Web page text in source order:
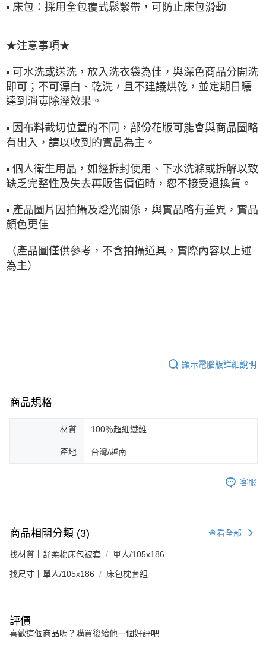
▪ 床包：採用全包覆式鬆緊帶，可防止床包滑動
★注意事項★
▪ 可水洗或送洗，放入洗衣袋為佳，與深色商品分開洗
即可；不可漂白、乾洗，且不建議烘乾，並定期日曬
達到消毒除溼效果。
▪ 因布料裁切位置的不同，部份花版可能會與商品圖略
有出入，請以收到的實品為主。
▪ 個人衛生用品，如經拆封使用、下水洗滌或拆解以致
缺乏完整性及失去再販售價值時，恕不接受退換貨。
▪ 產品圖片因拍攝及燈光關係，與實品略有差異，實品
顏色更佳
（產品圖僅供參考，不含拍攝道具，實際內容以上述
為主）
顯示電腦版詳細說明
商品規格
材質 100％超細纖維
產地 台灣/越南
客服
商品相關分類 (3) 查看全部
找材質┃舒柔棉床包被套 單人/105x186
找尺寸┃單人/105x186 床包枕套組
評價
喜歡這個商品嗎？購買後給他一個好評吧